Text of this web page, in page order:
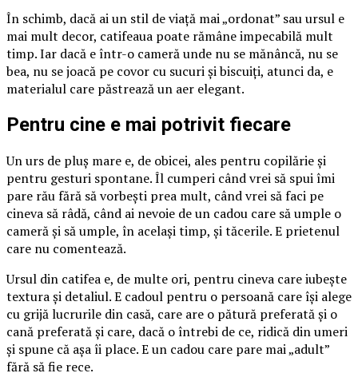
În schimb, dacă ai un stil de viață mai „ordonat” sau ursul e
mai mult decor, catifeaua poate rămâne impecabilă mult
timp. Iar dacă e într-o cameră unde nu se mănâncă, nu se
bea, nu se joacă pe covor cu sucuri și biscuiți, atunci da, e
materialul care păstrează un aer elegant.
Pentru cine e mai potrivit fiecare
Un urs de pluș mare e, de obicei, ales pentru copilărie și
pentru gesturi spontane. Îl cumperi când vrei să spui îmi
pare rău fără să vorbești prea mult, când vrei să faci pe
cineva să râdă, când ai nevoie de un cadou care să umple o
cameră și să umple, în același timp, și tăcerile. E prietenul
care nu comentează.
Ursul din catifea e, de multe ori, pentru cineva care iubește
textura și detaliul. E cadoul pentru o persoană care își alege
cu grijă lucrurile din casă, care are o pătură preferată și o
cană preferată și care, dacă o întrebi de ce, ridică din umeri
și spune că așa îi place. E un cadou care pare mai „adult”
fără să fie rece.